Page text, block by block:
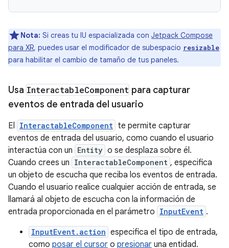
Nota: Si creas tu IU espacializada con Jetpack Compose
para XR, puedes usar el modificador de subespacio resizable
para habilitar el cambio de tamaño de tus paneles.
Usa InteractableComponent para capturar
eventos de entrada del usuario
El InteractableComponent te permite capturar
eventos de entrada del usuario, como cuando el usuario
interactúa con un Entity o se desplaza sobre él.
Cuando crees un InteractableComponent , especifica
un objeto de escucha que reciba los eventos de entrada.
Cuando el usuario realice cualquier acción de entrada, se
llamará al objeto de escucha con la información de
entrada proporcionada en el parámetro InputEvent .
InputEvent.action especifica el tipo de entrada,
como posar el cursor o presionar una entidad.